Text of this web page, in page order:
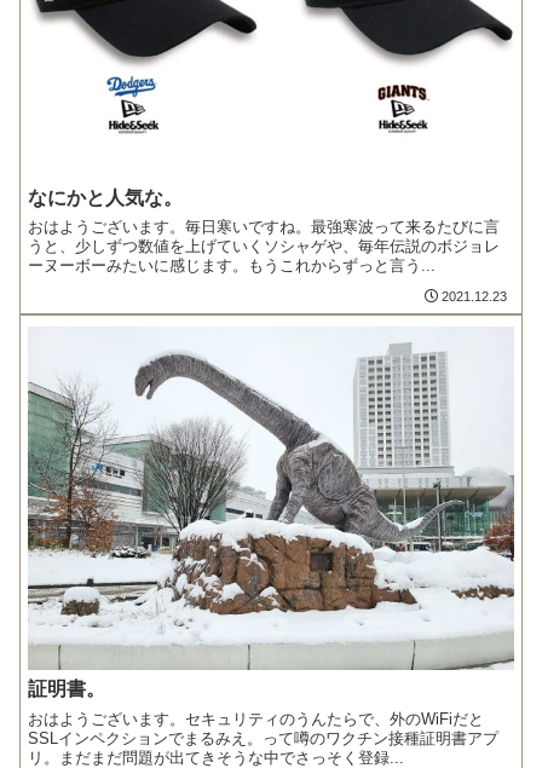
なにかと人気な。
おはようございます。毎日寒いですね。最強寒波って来るたびに言
うと、少しずつ数値を上げていくソシャゲや、毎年伝説のボジョレ
ーヌーボーみたいに感じます。もうこれからずっと言う...
2021.12.23
証明書。
おはようございます。セキュリティのうんたらで、外のWiFiだと
SSLインペクションでまるみえ。って噂のワクチン接種証明書アプ
リ。まだまだ問題が出てきそうな中でさっそく登録...